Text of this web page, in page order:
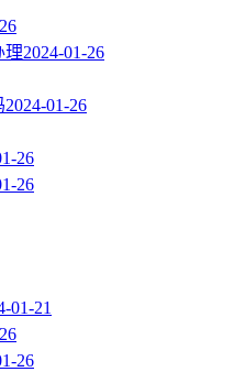
理2024-01-26
2024-01-26
26
26
01-21
26